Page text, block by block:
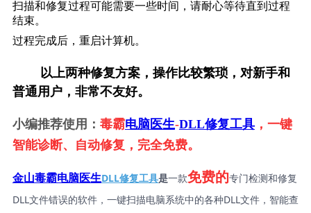
扫描和修复过程可能需要一些时间，请耐心等待直到过程
结束。
过程完成后，重启计算机。
以上两种修复方案，操作比较繁琐，对新手和
普通用户，非常不友好。
小编推荐使用： 毒霸电脑医生-DLL修复工具，一键
智能诊断、自动修复，完全免费。
金山毒霸电脑医生DLL修复工具是一款免费的专门检测和修复
DLL文件错误的软件，一键扫描电脑系统中的各种DLL文件，智能查